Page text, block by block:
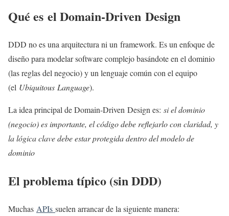
Qué es el Domain-Driven Design
DDD no es una arquitectura ni un framework. Es un enfoque de
diseño para modelar software complejo basándote en el dominio
(las reglas del negocio) y un lenguaje común con el equipo
(el Ubiquitous Language).
La idea principal de Domain-Driven Design es: si el dominio
(negocio) es importante, el código debe reflejarlo con claridad, y
la lógica clave debe estar protegida dentro del modelo de
dominio
El problema típico (sin DDD)
Muchas APIs suelen arrancar de la siguiente manera: